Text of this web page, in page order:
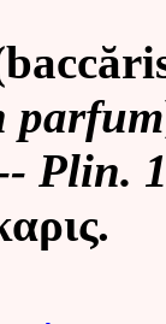
parfum
Plin.